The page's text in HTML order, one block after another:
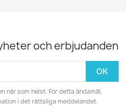
och erbjudanden
när som helst. För detta ändamål,
i det rättsliga meddelandet.